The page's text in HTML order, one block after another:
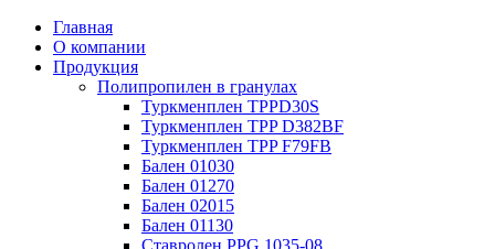
Главная
О компании
Продукция
Полипропилен в гранулах
Туркменплен TPPD30S
Туркменплен TPP D382BF
Туркменплен TPP F79FB
Бален 01030
Бален 01270
Бален 02015
Бален 01130
Ставролен PPG 1035-08